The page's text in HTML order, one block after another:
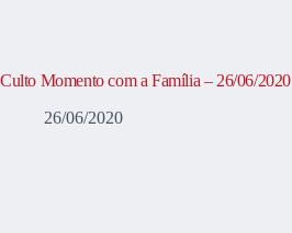
Culto Momento com a Família – 26/06/2020
26/06/2020